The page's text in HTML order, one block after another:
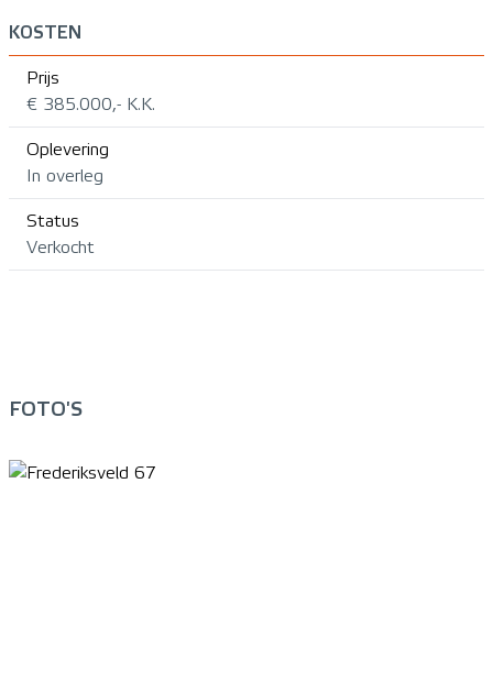
KOSTEN
Prijs
€ 385.000,- K.K.
Oplevering
In overleg
Status
Verkocht
FOTO'S